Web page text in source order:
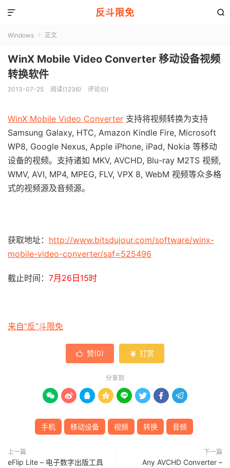
反斗限免 

Windows  正文
WinX Mobile Video Converter 移动设备视频
转换软件
2013-07-25 阅读(1236) 评论(0)
WinX Mobile Video Converter 支持将视频转换为支持
Samsung Galaxy, HTC, Amazon Kindle Fire, Microsoft
WP8, Google Nexus, Apple iPhone, iPad, Nokia 等移动
设备的视频。支持诸如 MKV, AVCHD, Blu-ray M2TS 视频,
WMV, AVI, MP4, MPEG, FLV, VPX 8, WebM 视频等众多格
式的视频源及音频源。
获取地址： http://www.bitsdujour.com/software/winx-
mobile-video-converter/saf=525496
截止时间： 7月26日15时
来自“反”斗限免
 赞(0)  打赏
分享到
       
手机 移动设备 视频 转换 音频
上一篇
eFlip Lite – 电子数字出版工具
下一篇
Any AVCHD Converter –